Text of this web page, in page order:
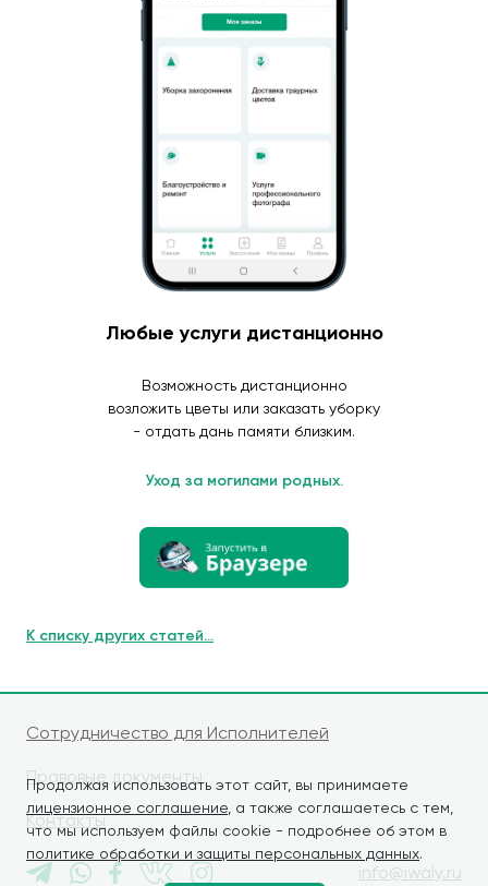
Продолжая использовать этот сайт, вы принимаете
лицензионное соглашение , а также соглашаетесь с тем,
что мы используем файлы cookie - подробнее об этом в
политике обработки и защиты персональных данных.
Любые услуги дистанционно
Возможность дистанционно
возложить цветы или заказать уборку
- отдать дань памяти близким.
Уход за могилами родных.
К списку других статей...
Сотрудничество для Исполнителей
Правовые документы
Контакты
info@iwaly.ru